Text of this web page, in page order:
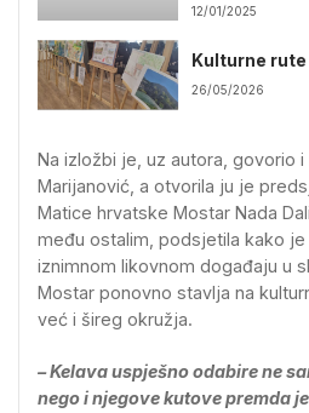
12/01/2025
Kulturne
26/05/2026
Na izložbi je, uz autora, govorio
Marijanović, a otvorila ju je
Matice hrvatske Mostar Nada
među ostalim, podsjetila kako
iznimnom likovnom događaju u
Mostar ponovno stavlja na
već i šireg okružja.
– Kelava uspješno odabire ne
nego i njegove kutove premda